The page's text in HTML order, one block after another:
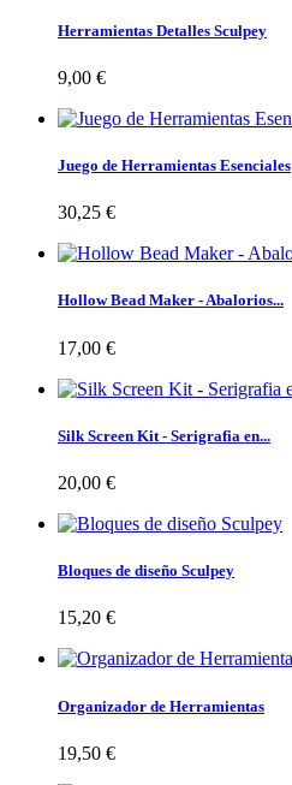
Herramientas Detalles Sculpey
9,00 €
Juego de Herramientas Esenciales
30,25 €
Hollow Bead Maker - Abalorios...
17,00 €
Silk Screen Kit - Serigrafia en...
20,00 €
Bloques de diseño Sculpey
15,20 €
Organizador de Herramientas
19,50 €